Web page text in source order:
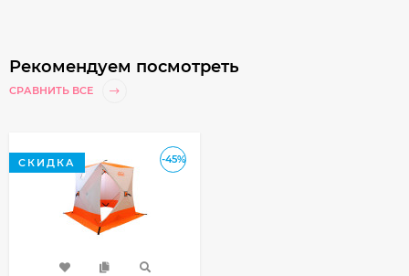
Рекомендуем посмотреть
СРАВНИТЬ ВСЕ
-45%
СКИДКА